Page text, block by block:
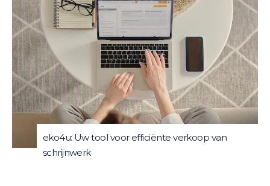
eko4u: Uw tool voor efficiënte verkoop van
schrijnwerk